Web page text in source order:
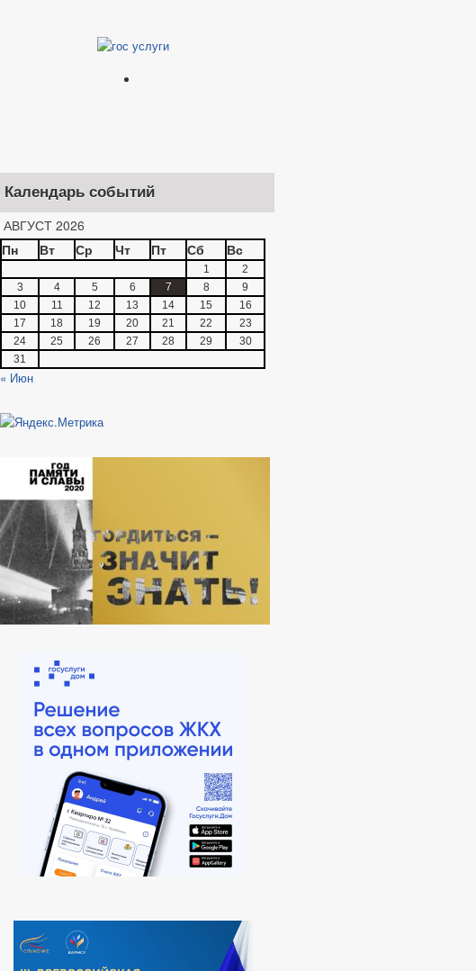
Календарь событий
АВГУСТ 2026
Пн
Вт Ср Чт Пт Сб Вс
1
2
3
4 5 6 7 8
9
10
11 12 13 14 15
16
17
18 19 20 21 22
23
24
25 26 27 28 29
30
31
« Июн